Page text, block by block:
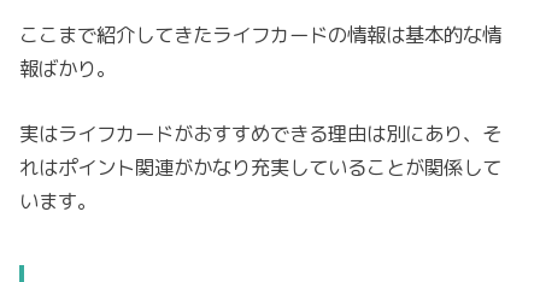
ここまで紹介してきたライフカードの情報は基本的な情
報ばかり。
実はライフカードがおすすめできる理由は別にあり、そ
れはポイント関連がかなり充実していることが関係して
います。